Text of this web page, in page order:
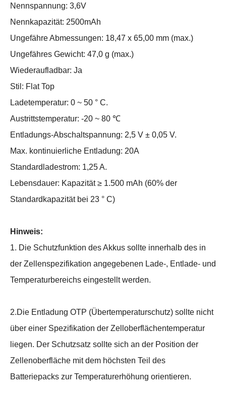
Nennspannung: 3,6V
Nennkapazität: 2500mAh
Ungefähre Abmessungen: 18,47 x 65,00 mm (max.)
Ungefähres Gewicht: 47,0 g (max.)
Wiederaufladbar: Ja
Stil: Flat Top
Ladetemperatur: 0 ~ 50 ° C.
Austrittstemperatur: -20 ~ 80 ℃
Entladungs-Abschaltspannung: 2,5 V ± 0,05 V.
Max. kontinuierliche Entladung: 20A
Standardladestrom: 1,25 A.
Lebensdauer: Kapazität ≥ 1.500 mAh (60% der
Standardkapazität bei 23 ° C)
Hinweis:
1. Die Schutzfunktion des Akkus sollte innerhalb des in
der Zellenspezifikation angegebenen Lade-, Entlade- und
Temperaturbereichs eingestellt werden.
2.Die Entladung OTP (Übertemperaturschutz) sollte nicht
über einer Spezifikation der Zelloberflächentemperatur
liegen. Der Schutzsatz sollte sich an der Position der
Zellenoberfläche mit dem höchsten Teil des
Batteriepacks zur Temperaturerhöhung orientieren.